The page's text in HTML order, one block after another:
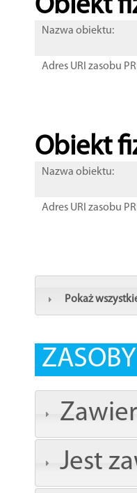
Obiekt
Nazwa obiektu:
Adres URI zasobu
Obiekt
Nazwa obiektu:
Adres URI zasobu
Pokaż
Jest